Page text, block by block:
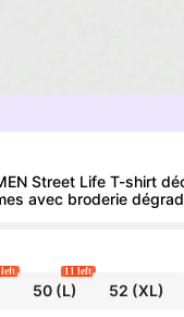
Street Life T-shirt
avec broderie
left
50(L)
11 left
52 (XL)